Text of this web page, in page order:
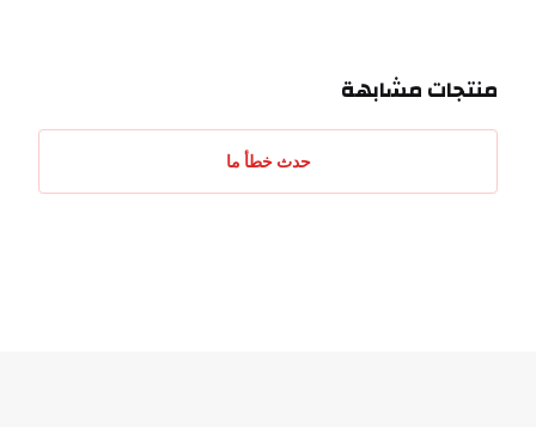
منتجات مشابهة
حدث خطأ ما